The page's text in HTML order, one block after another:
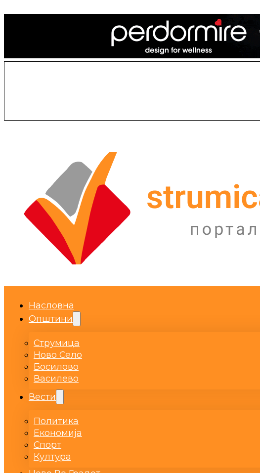
Насловна
Општини
Струмица
Ново Село
Босилово
Василево
Вести
Политика
Економија
Спорт
Култура